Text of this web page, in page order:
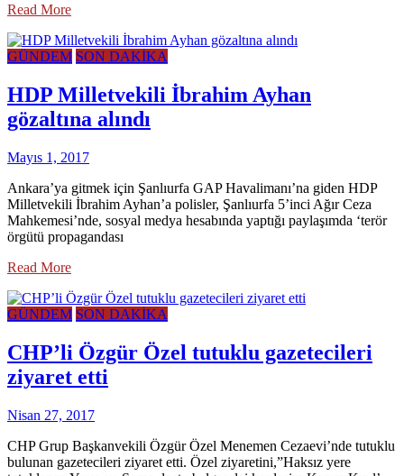
Read More
GÜNDEM SON DAKİKA
HDP Milletvekili İbrahim Ayhan
gözaltına alındı
Mayıs 1, 2017
Ankara’ya gitmek için Şanlıurfa GAP Havalimanı’na giden HDP
Milletvekili İbrahim Ayhan’a polisler, Şanlıurfa 5’inci Ağır Ceza
Mahkemesi’nde, sosyal medya hesabında yaptığı paylaşımda ‘terör
örgütü propagandası
Read More
GÜNDEM SON DAKİKA
CHP’li Özgür Özel tutuklu gazetecileri
ziyaret etti
Nisan 27, 2017
CHP Grup Başkanvekili Özgür Özel Menemen Cezaevi’nde tutuklu
bulunan gazetecileri ziyaret etti. Özel ziyaretini,”Haksız yere